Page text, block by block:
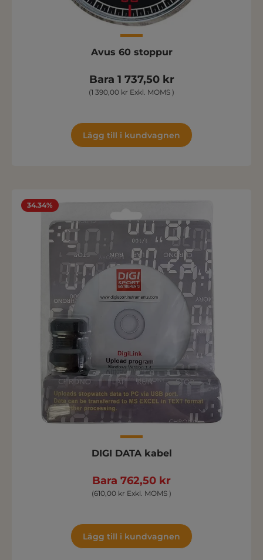
Avus 60 stoppur
Bara 1 737,50 kr
(1 390,00 kr Exkl. MOMS )
Lägg till i kundvagnen
34.34%
DIGI DATA kabel
Bara 762,50 kr
(610,00 kr Exkl. MOMS )
Lägg till i kundvagnen